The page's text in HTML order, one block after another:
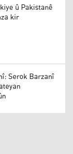
û Pakistanê
kir
Serok Barzanî